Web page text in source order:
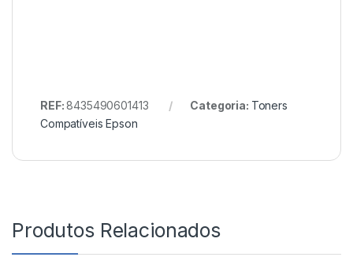
REF:8435490601413 Categoria: Toners
Compatíveis Epson
Produtos Relacionados